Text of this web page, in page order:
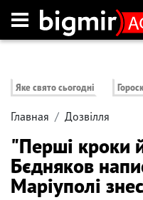
Яке свято сьогодні
Главная Дозвілля
"Перші кроки
Бєдняков
Маріуполі